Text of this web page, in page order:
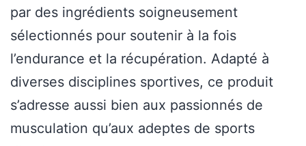
par des ingrédients soigneusement
sélectionnés pour soutenir à la fois
l’endurance et la récupération. Adapté à
diverses disciplines sportives, ce produit
s’adresse aussi bien aux passionnés de
musculation qu’aux adeptes de sports